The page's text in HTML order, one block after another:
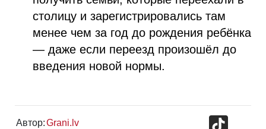
столицу и зарегистрировались там
менее чем за год до рождения ребёнка
— даже если переезд произошёл до
введения новой нормы.
Автор:Grani.lv